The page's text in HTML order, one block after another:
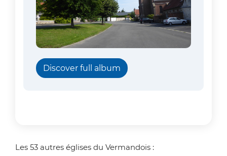
Discover full album
Les 53 autres églises du Vermandois :